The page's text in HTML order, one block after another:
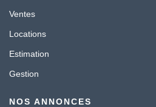
Ventes
Locations
Estimation
Gestion
NOS ANNONCES